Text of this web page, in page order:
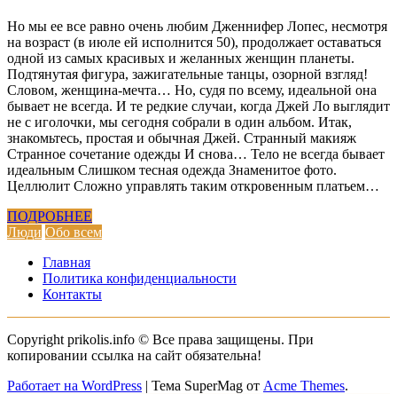
Но мы ее все равно очень любим Дженнифер Лопес, несмотря
на возраст (в июле ей исполнится 50), продолжает оставаться
одной из самых красивых и желанных женщин планеты.
Подтянутая фигура, зажигательные танцы, озорной взгляд!
Словом, женщина-мечта… Но, судя по всему, идеальной она
бывает не всегда. И те редкие случаи, когда Джей Ло выглядит
не с иголочки, мы сегодня собрали в один альбом. Итак,
знакомьтесь, простая и обычная Джей. Странный макияж
Странное сочетание одежды И снова… Тело не всегда бывает
идеальным Слишком тесная одежда Знаменитое фото.
Целлюлит Сложно управлять таким откровенным платьем…
ПОДРОБНЕЕ
Люди Обо всем
Главная
Политика конфиденциальности
Контакты
Copyright prikolis.info © Все права защищены. При
копировании ссылка на сайт обязательна!
Работает на WordPress | Тема SuperMag от Acme Themes.